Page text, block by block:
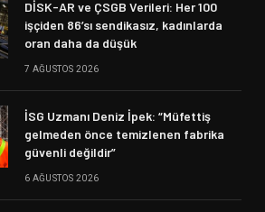
DİSK-AR ve ÇSGB Verileri: Her 100
işçiden 86’sı sendikasız, kadınlarda
oran daha da düşük
7 AĞUSTOS 2026
İSG Uzmanı Deniz İpek: “Müfettiş
gelmeden önce temizlenen fabrika
güvenli değildir”
6 AĞUSTOS 2026